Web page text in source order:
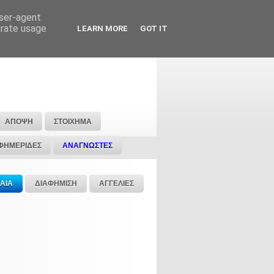
ΑΠΟΨΗ ΣΤΟΙΧΗΜΑ
ΑΝΑΓΝΩΣΤΕΣ
ΔΙΑΦΗΜΙΣΗ ΑΓΓΕΛΙΕΣ
agent
usage
LEARN MORE GOT IT